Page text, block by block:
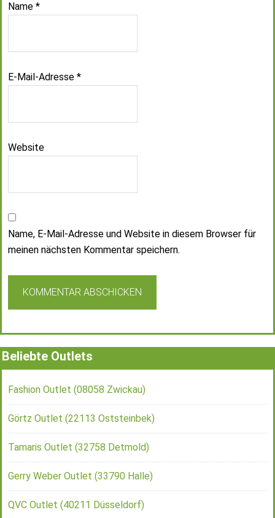
Name *
E-Mail-Adresse *
Website
Name, E-Mail-Adresse und Website in diesem Browser für
meinen nächsten Kommentar speichern.
Beliebte Outlets
Fashion Outlet (08058 Zwickau)
Görtz Outlet (22113 Oststeinbek)
Tamaris Outlet (32758 Detmold)
Gerry Weber Outlet (33790 Halle)
QVC Outlet (40211 Düsseldorf)